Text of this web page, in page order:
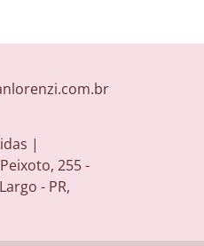
|
255 -
- PR,